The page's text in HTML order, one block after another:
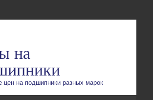
на
цен на подшипники разных марок